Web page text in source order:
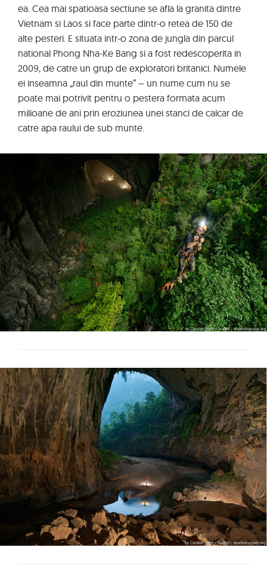
ea. Cea mai spatioasa sectiune se afla la granita dintre
Vietnam si Laos si face parte dintr-o retea de 150 de
alte pesteri. E situata intr-o zona de jungla din parcul
national Phong Nha-Ke Bang si a fost redescoperita in
2009, de catre un grup de exploratori britanici. Numele
ei inseamna „raul din munte” – un nume cum nu se
poate mai potrivit pentru o pestera formata acum
milioane de ani prin eroziunea unei stanci de calcar de
catre apa raului de sub munte.